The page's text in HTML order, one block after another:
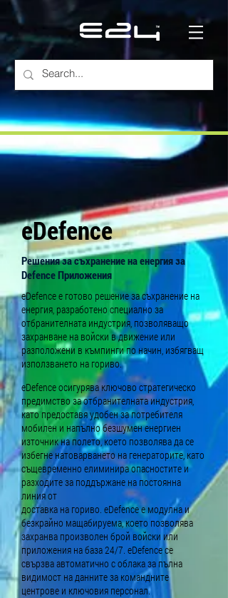
eDefence
Решения за съхранение на енергия за
DefenceПриложения
eDefence е готово решение за съхранение на
енергия, разработено специално за
отбранителната индустрия, позволяващо
захранване на войски в движение или
разположени в къмпинги по начин, избягващ
използването на гориво.
eDefence осигурява ключово стратегическо
предимство за отбранителната индустрия,
като предоставя удобен за потребителя
мобилен и напълно безшумен енергиен
източник на полето, което позволява да се
избегне натоварването на генераторите, като
същевременно елиминира опасностите и
разходите за поддържане на постоянна
линия от
доставка на гориво. eDefence е модулна и
безкрайно мащабируема, което позволява
захранва произволен брой войски или
приложения на база 24/7. eDefence се
свързва автоматично с облака за пълна
видимост на данните за командните
центрове и ключовия персонал.